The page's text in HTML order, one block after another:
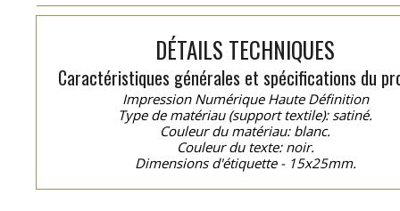
DÉTAILS TECHNIQUES
Caractéristiques générales et spécifications du
Impression Numérique Haute Définition
Type de matériau (support textile): satiné.
Couleur du matériau: blanc.
Couleur du texte: noir.
Dimensions d'étiquette - 15x25mm.